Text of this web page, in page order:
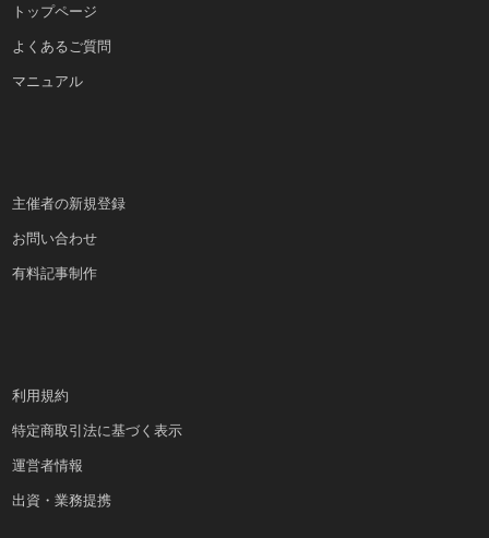
トップページ
よくあるご質問
マニュアル
主催者の新規登録
お問い合わせ
有料記事制作
利用規約
特定商取引法に基づく表示
運営者情報
出資・業務提携